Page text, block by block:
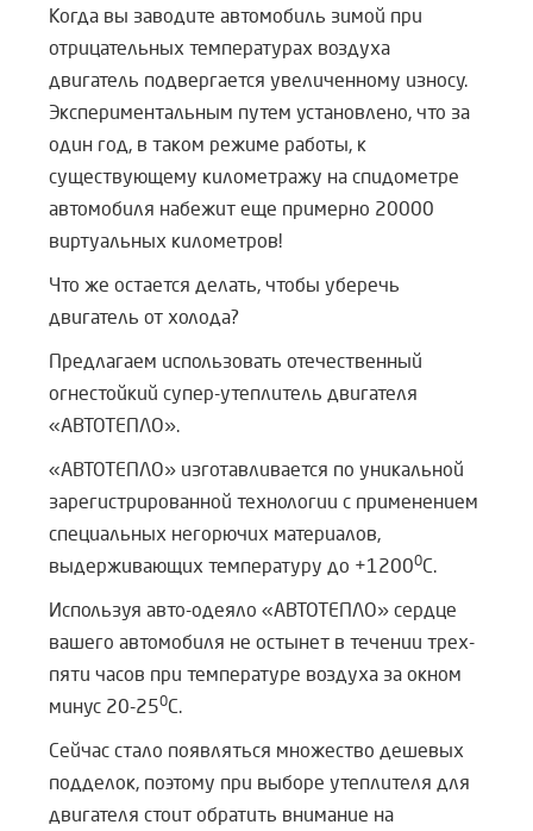
Когда вы заводите автомобиль зимой при
отрицательных температурах воздуха
двигатель подвергается увеличенному износу.
Экспериментальным путем установлено, что за
один год, в таком режиме работы, к
существующему километражу на спидометре
автомобиля набежит еще примерно 20000
виртуальных километров!
Что же остается делать, чтобы уберечь
двигатель от холода?
Предлагаем использовать отечественный
огнестойкий супер-утеплитель двигателя
«АВТОТЕПЛО».
«АВТОТЕПЛО» изготавливается по уникальной
зарегистрированной технологии с применением
специальных негорючих материалов,
выдерживающих температуру до +12000С.
Используя авто-одеяло «АВТОТЕПЛО» сердце
вашего автомобиля не остынет в течении трех-
пяти часов при температуре воздуха за окном
минус 20-250С.
Сейчас стало появляться множество дешевых
подделок, поэтому при выборе утеплителя для
двигателя стоит обратить внимание на